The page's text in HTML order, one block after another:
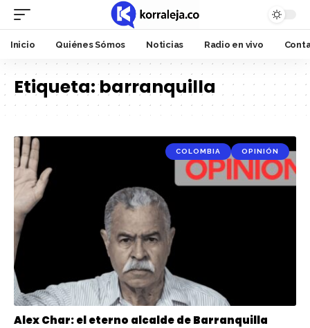
Inicio Quiénes Sómos Noticias Radio en vivo
Etiqueta:barranquilla
COLOMBIA OPINIÓN
Alex Char: el eterno alcalde de Barranquilla